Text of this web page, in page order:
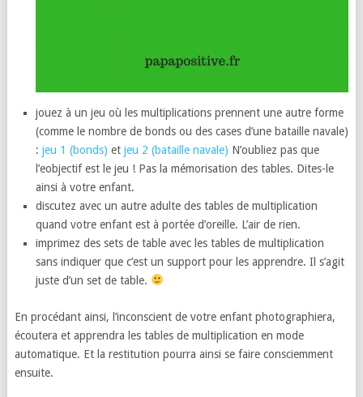
jouez à un jeu où les multiplications prennent une autre forme
(comme le nombre de bonds ou des cases d’une bataille navale)
:jeu 1 (bonds) et jeu 2 (bataille navale) N’oubliez pas que
l’eobjectif est le jeu ! Pas la mémorisation des tables. Dites-le
ainsi à votre enfant.
discutez avec un autre adulte des tables de multiplication
quand votre enfant est à portée d’oreille. L’air de rien.
imprimez des sets de table avec les tables de multiplication
sans indiquer que c’est un support pour les apprendre. Il s’agit
juste d’un set de table.
En procédant ainsi, l’inconscient de votre enfant photographiera,
écoutera et apprendra les tables de multiplication en mode
automatique. Et la restitution pourra ainsi se faire consciemment
ensuite.